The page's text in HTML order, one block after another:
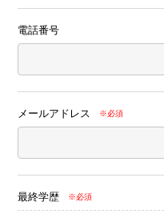
電話番号
メールアドレス ※必須
最終学歴 ※必須